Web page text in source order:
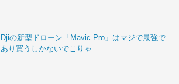
Djiの新型ドローン「Mavic Pro」はマジで最強で
あり買うしかないでこりゃ